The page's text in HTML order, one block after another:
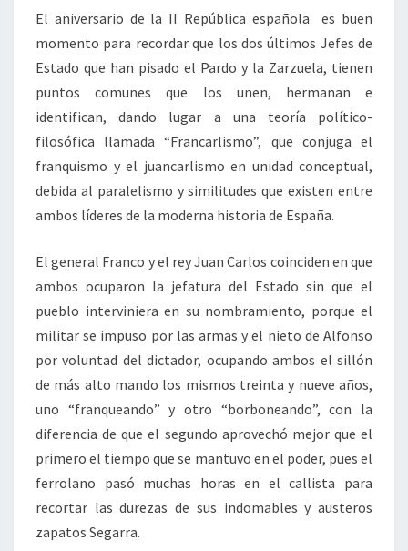
El aniversario de la II República española es buen
momento para recordar que los dos últimos Jefes de
Estado que han pisado el Pardo y la Zarzuela, tienen
puntos comunes que los unen, hermanan e
identifican, dando lugar a una teoría político-
filosófica llamada “Francarlismo”, que conjuga el
franquismo y el juancarlismo en unidad conceptual,
debida al paralelismo y similitudes que existen entre
ambos líderes de la moderna historia de España.
El general Franco y el rey Juan Carlos coinciden en que
ambos ocuparon la jefatura del Estado sin que el
pueblo interviniera en su nombramiento, porque el
militar se impuso por las armas y el nieto de Alfonso
por voluntad del dictador, ocupando ambos el sillón
de más alto mando los mismos treinta y nueve años,
uno “franqueando” y otro “borboneando”, con la
diferencia de que el segundo aprovechó mejor que el
primero el tiempo que se mantuvo en el poder, pues el
ferrolano pasó muchas horas en el callista para
recortar las durezas de sus indomables y austeros
zapatos Segarra.